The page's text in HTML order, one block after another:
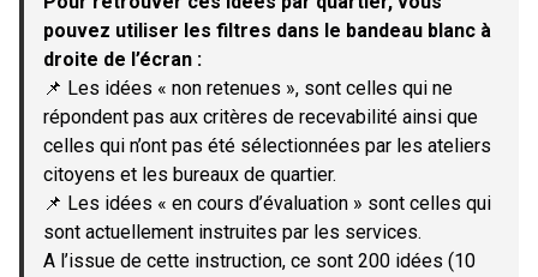
pouvez utiliser les filtres dans le bandeau blanc à
droite de l’écran :
📌 Les idées « non retenues », sont celles qui ne
répondent pas aux critères de recevabilité ainsi que
celles qui n’ont pas été sélectionnées par les ateliers
citoyens et les bureaux de quartier.
📌 Les idées « en cours d’évaluation » sont celles qui
sont actuellement instruites par les services.
A l’issue de cette instruction, ce sont 200 idées (10